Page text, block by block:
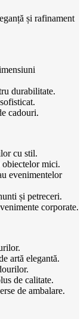
și rafinament
durabilitate.
cadouri.
cu stil.
mici.
evenimentelor
și petreceri.
corporate.
artă elegantă.
de calitate.
de ambalare.